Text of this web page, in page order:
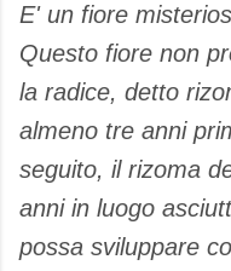
E' un fiore
Questo fiore non
la radice, detto
almeno tre anni
seguito, il rizoma
anni in luogo
possa sviluppare